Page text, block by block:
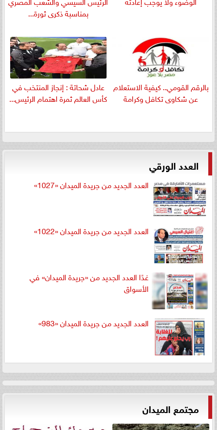
بمناسبة ذكرى ثورة...
بالرقم القومي.. كيفية الاستعلام
عن شكاوى تكافل وكرامة
عادل شحاتة : إنجاز المنتخب في
كأس العالم ثمرة اهتمام الرئيس...
العدد الورقي
العدد الجديد من جريدة الميدان «1027»
العدد الجديد من جريدة الميدان «1022»
غدًا العدد الجديد من «جريدة الميدان» في
الأسواق
العدد الجديد من جريدة الميدان «983»
مجتمع الميدان